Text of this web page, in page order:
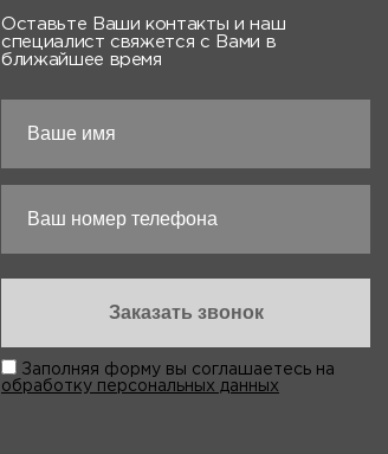
Оставьте Ваши контакты и наш
специалист свяжется с Вами в
ближайшее время
Заполняя форму вы соглашаетесь на
обработку персональных данных